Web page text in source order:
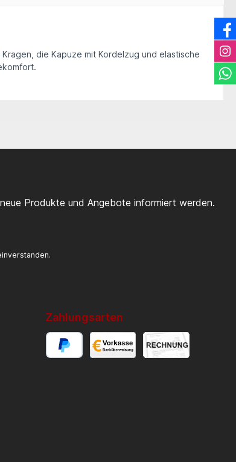
die Kapuze mit Kordelzug und elastische
Produkte und Angebote informiert werden.
Zahlungsarten